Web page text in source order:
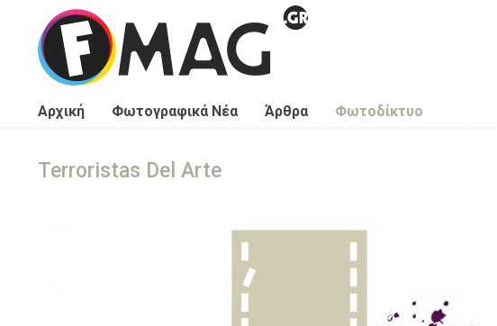
Παράκαμψη προς το κυρίως περιεχόμενο
Αρχική Φωτογραφικά Νέα Άρθρα Φωτοδίκτυο
Terroristas Del Arte